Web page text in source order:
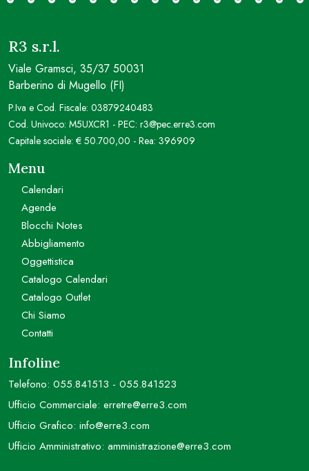
R3 s.r.l.
Viale Gramsci, 35/37 50031
Barberino di Mugello (FI)
P.Iva e Cod. Fiscale: 03879240483
Cod. Univoco: M5UXCR1 - PEC: r3@pec.erre3.com
Capitale sociale: € 50.700,00 - Rea: 396909
Menu
Calendari
Agende
Blocchi Notes
Abbigliamento
Oggettistica
Catalogo Calendari
Catalogo Outlet
Chi Siamo
Contatti
Infoline
Telefono: 055.841513 - 055.841523
Ufficio Commerciale: erretre@erre3.com
Ufficio Grafico: info@erre3.com
Ufficio Amministrativo: amministrazione@erre3.com